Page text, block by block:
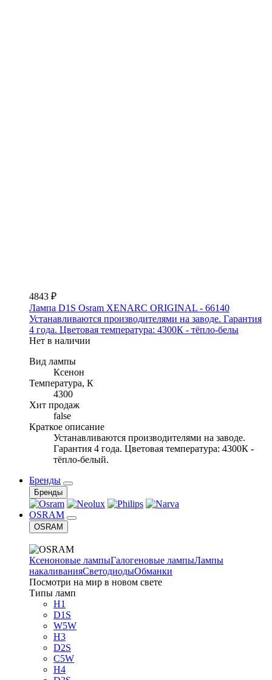
4843 ₽
Лампа D1S Osram XENARC ORIGINAL - 66140
Устанавливаются производителями на заводе. Гарантия
4 года. Цветовая температура: 4300К - тёпло-белы
Нет в наличии
Вид лампы
Ксенон
Температура, К
4300
Хит продаж
false
Краткое описание
Устанавливаются производителями на заводе.
Гарантия 4 года. Цветовая температура: 4300К -
тёпло-белый.
Бренды
Бренды
OSRAM
OSRAM
Ксеноновые лампыГалогеновые лампыЛампы
накаливанияСветодиодыОбманки
Посмотри на мир в новом свете
Типы ламп
H1
D1S
W5W
H3
D2S
C5W
H4